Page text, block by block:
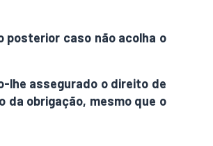
posterior caso não acolha o
lhe assegurado o direito de
da obrigação, mesmo que o